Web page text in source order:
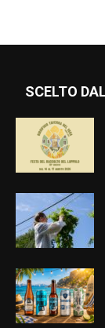
SCELTO